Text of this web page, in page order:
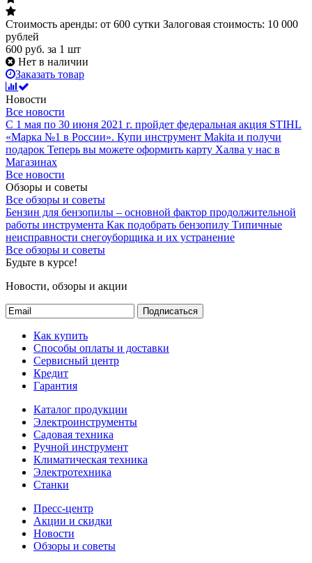
Стоимость аренды: от 600 сутки Залоговая стоимость: 10 000
рублей
600 руб. за 1 шт
Нет в наличии
Заказать товар
Новости
Все новости
С 1 мая по 30 июня 2021 г. пройдет федеральная акция STIHL
«Марка №1 в России». Купи инструмент Makita и получи
подарок Теперь вы можете оформить карту Халва у нас в
Магазинах
Все новости
Обзоры и советы
Все обзоры и советы
Бензин для бензопилы – основной фактор продолжительной
работы инструмента Как подобрать бензопилу Типичные
неисправности снегоуборщика и их устранение
Все обзоры и советы
Будьте в курсе!
Новости, обзоры и акции
Подписаться
Как купить
Способы оплаты и доставки
Сервисный центр
Кредит
Гарантия
Каталог продукции
Электроинструменты
Садовая техника
Ручной инструмент
Климатическая техника
Электротехника
Станки
Пресс-центр
Акции и скидки
Новости
Обзоры и советы